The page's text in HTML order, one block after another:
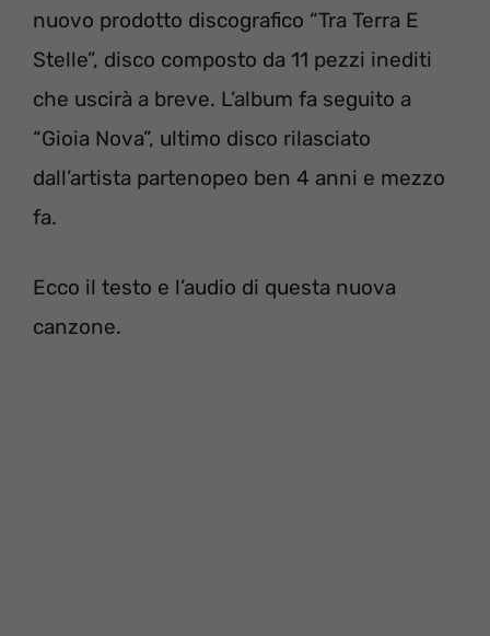
nuovo prodotto discografico “Tra Terra E
Stelle”, disco composto da 11 pezzi inediti
che uscirà a breve. L’album fa seguito a
“Gioia Nova”, ultimo disco rilasciato
dall’artista partenopeo ben 4 anni e mezzo
fa.
Ecco il testo e l’audio di questa nuova
canzone.